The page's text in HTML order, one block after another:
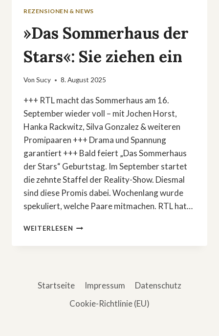
REZENSIONEN & NEWS
»Das Sommerhaus der
Stars«: Sie ziehen ein
Von Sucy 8. August 2025
+++ RTL macht das Sommerhaus am 16.
September wieder voll – mit Jochen Horst,
Hanka Rackwitz, Silva Gonzalez & weiteren
Promipaaren +++ Drama und Spannung
garantiert +++ Bald feiert „Das Sommerhaus
der Stars“ Geburtstag. Im September startet
die zehnte Staffel der Reality-Show. Diesmal
sind diese Promis dabei. Wochenlang wurde
spekuliert, welche Paare mitmachen. RTL hat…
WEITERLESEN »DAS
DER
EIN
Startseite Impressum
Datenschutz
Cookie-Richtlinie (EU)